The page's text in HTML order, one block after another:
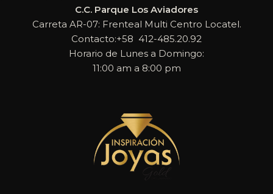
C.C. Parque Los Aviadores
Carreta AR-07: Frenteal Multi Centro Locatel.
Contacto:+58 412-485.20.92
Horario de Lunes a Domingo:
11:00 am a 8:00 pm